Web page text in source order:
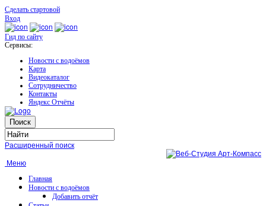
Сделать стартовой
Вход
Гид по сайту
Сервисы:
Новости с водоёмов
Карта
Видеокаталог
Сотрудничество
Контакты
Яндекс Отчёты
Расширенный поиск
Меню
Главная
Новости с водоёмов
Добавить отчёт